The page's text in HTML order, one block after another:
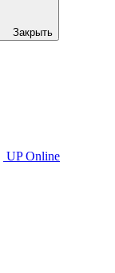
Закрыть
UP Online